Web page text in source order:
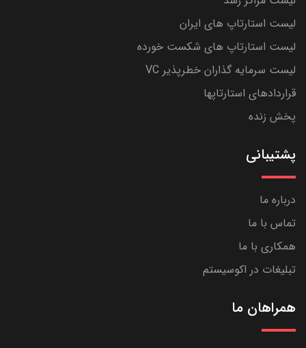
لیست استارتاپ های ایران
لیست استارتاپ های شکست خورده
لیست سرمایه گذاران خطرپذیر VC
قراردادهای استارتاپها
پخش زنده
پشتیبانی
درباره ما
تماس با ما
همکاری با ما
تبلیغات در اکوسیستم
همراهان ما